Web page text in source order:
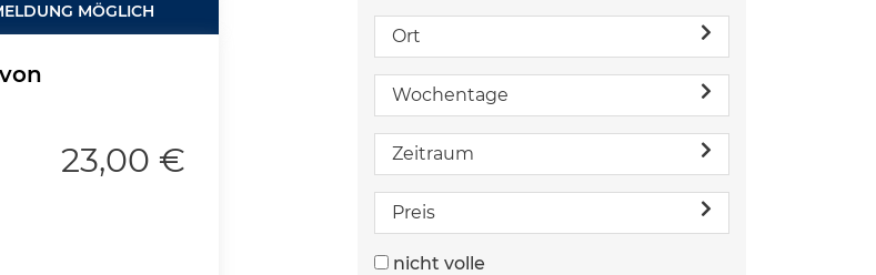
MÖGLICH
23,00 €
Ort
Wochentage
Zeitraum
Preis
nicht volle